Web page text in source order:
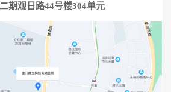
期观日路44号楼304单元